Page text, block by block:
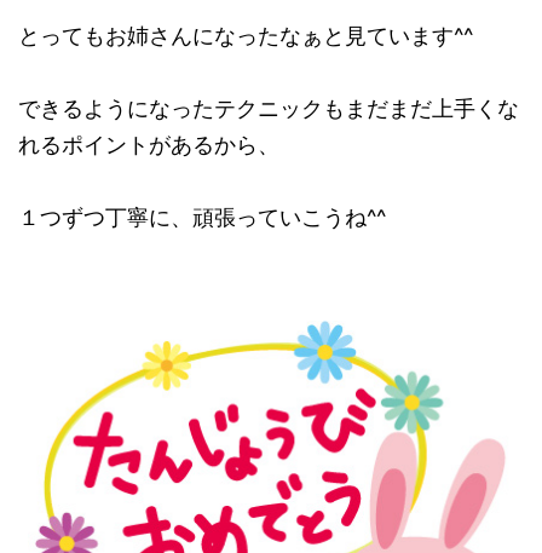
とってもお姉さんになったなぁと見ています^^
できるようになったテクニックもまだまだ上手くな
れるポイントがあるから、
１つずつ丁寧に、頑張っていこうね^^